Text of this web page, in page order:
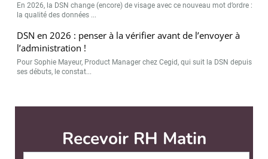
En 2026, la DSN change (encore) de visage avec ce nouveau mot d’ordre :
la qualité des données ...
DSN en 2026 : penser à la vérifier avant de l’envoyer à
l’administration !
Pour Sophie Mayeur, Product Manager chez Cegid, qui suit la DSN depuis
ses débuts, le constat...
RH Matin est édité par